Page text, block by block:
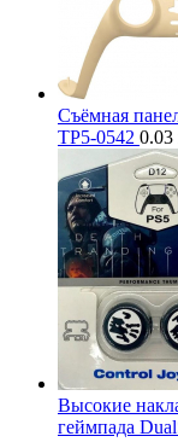
Съёмная
TP5-0542 0.03
Высокие
геймпада